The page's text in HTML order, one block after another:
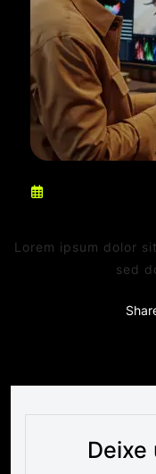
Lorem ipsum dolor
sed
Deixe